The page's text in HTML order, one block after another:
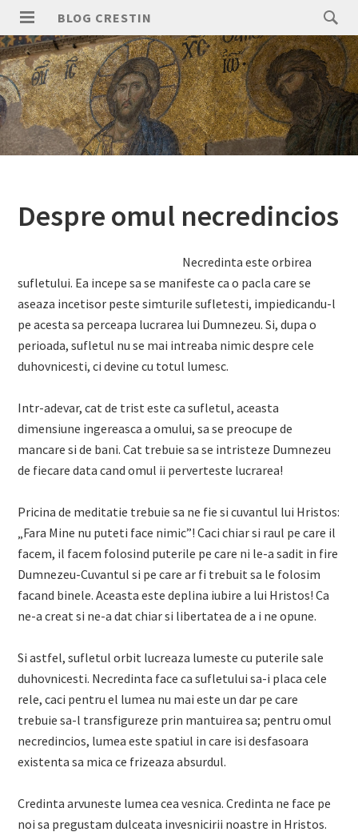
Skip
content
PRIMARY
MENU
BLOG CRESTIN
Search
for:
Despre omul necredincios
Necredinta este orbirea
sufletului. Ea incepe sa se manifeste ca o pacla care se
aseaza incetisor peste simturile sufletesti, impiedicandu-l
pe acesta sa perceapa lucrarea lui Dumnezeu. Si, dupa o
perioada, sufletul nu se mai intreaba nimic despre cele
duhovnicesti, ci devine cu totul lumesc.
Intr-adevar, cat de trist este ca sufletul, aceasta
dimensiune ingereasca a omului, sa se preocupe de
mancare si de bani. Cat trebuie sa se intristeze Dumnezeu
de fiecare data cand omul ii perverteste lucrarea!
Pricina de meditatie trebuie sa ne fie si cuvantul lui Hristos:
„Fara Mine nu puteti face nimic”! Caci chiar si raul pe care il
facem, il facem folosind puterile pe care ni le-a sadit in fire
Dumnezeu-Cuvantul si pe care ar fi trebuit sa le folosim
facand binele. Aceasta este deplina iubire a lui Hristos! Ca
ne-a creat si ne-a dat chiar si libertatea de a i ne opune.
Si astfel, sufletul orbit lucreaza lumeste cu puterile sale
duhovnicesti. Necredinta face ca sufletului sa-i placa cele
rele, caci pentru el lumea nu mai este un dar pe care
trebuie sa-l transfigureze prin mantuirea sa; pentru omul
necredincios, lumea este spatiul in care isi desfasoara
existenta sa mica ce frizeaza absurdul.
Credinta arvuneste lumea cea vesnica. Credinta ne face pe
noi sa pregustam dulceata invesnicirii noastre in Hristos.